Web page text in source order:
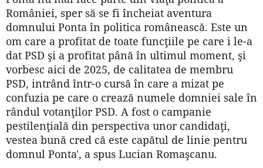
României, sper să se fi încheiat aventura
domnului Ponta în politica românească. Este un
om care a profitat de toate funcţiile pe care i le-a
dat PSD şi a profitat până în ultimul moment, şi
vorbesc aici de 2025, de calitatea de membru
PSD, intrând într-o cursă în care a mizat pe
confuzia pe care o crează numele domniei sale în
rândul votanţilor PSD. A fost o campanie
pestilenţială din perspectiva unor candidaţi,
vestea bună cred că este capătul de linie pentru
domnul Ponta', a spus Lucian Romaşcanu.